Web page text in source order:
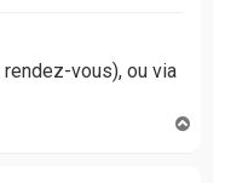
vous), ou via